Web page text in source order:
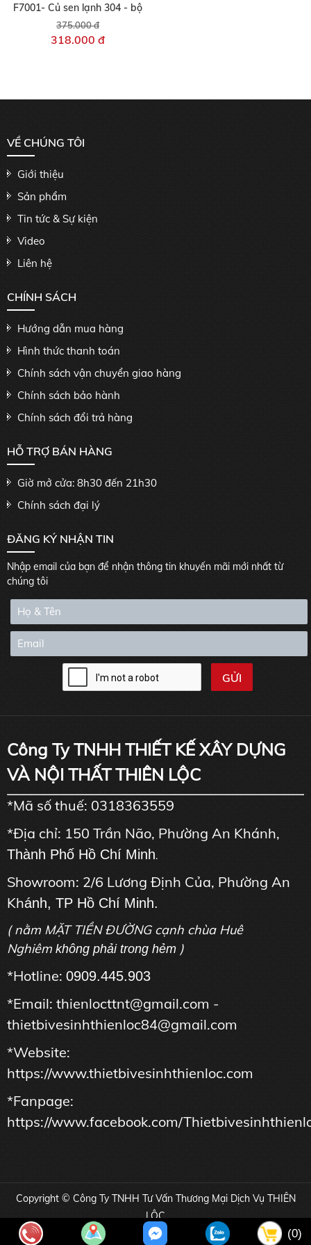
F7001- Củ sen lạnh 304 - bộ
375.000 đ
318.000 đ
VỀ CHÚNG TÔI
Giới thiệu
Sản phẩm
Tin tức & Sự kiện
Video
Liên hệ
CHÍNH SÁCH
Hướng dẫn mua hàng
Hình thức thanh toán
Chính sách vận chuyển giao hàng
Chính sách bảo hành
Chính sách đổi trả hàng
HỖ TRỢ BÁN HÀNG
Giờ mở cửa: 8h30 đến 21h30
Chính sách đại lý
ĐĂNG KÝ NHẬN TIN
Nhập email của bạn để nhận thông tin khuyến mãi mới nhất từ
chúng tôi
Công Ty TNHH THIẾT KẾ XÂY DỰNG
VÀ NỘI THẤT THIÊN LỘC
*Mã số thuế: 0318363559
*Địa chỉ: 150 Trần Não, Phường An Khánh,
Thành Phố Hồ Chí Minh.
Showroom: 2/6 Lương Định Của, Phường An
Khánh, TP Hồ Chí Minh.
( nằm MẶT TIỀN ĐƯỜNG cạnh chùa Huê
Nghiêm không phải trong hẻm )
*Hotline: 0909.445.903
*Email: thienlocttnt@gmail.com -
thietbivesinhthienloc84@gmail.com
*Website:
https://www.thietbivesinhthienloc.com
*Fanpage:
https://www.facebook.com/
Copyright © Công Ty TNHH Tư Vấn Thương Mại Dịch Vụ THIÊN
LỘC
Online: 13 | Tổng truy cập: 16978450
(0)